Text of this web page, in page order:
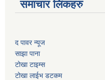
समाचार लिंकहरु
द पावर न्यूज
साझा पाना
टोखा टाइम्स
टोखा लाईभ डटकम